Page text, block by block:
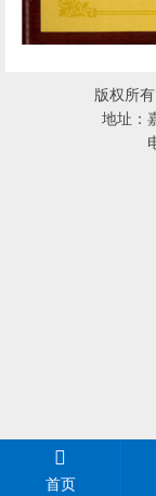
版权所
地址：
首页